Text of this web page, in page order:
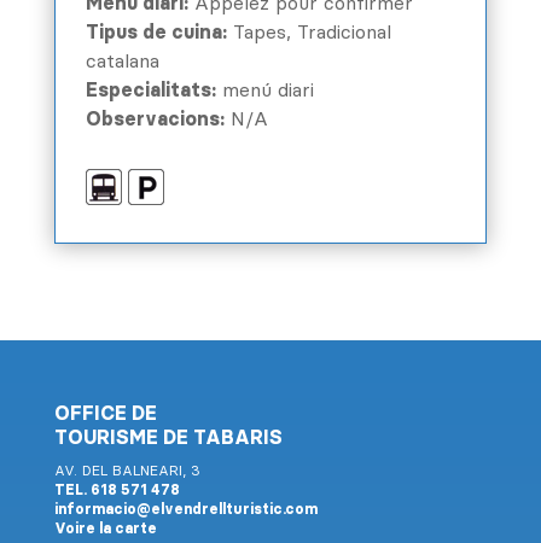
Tipus de cuina:Tapes, Tradicional
catalana
Especialitats:menú diari
Observacions:N/A
OFFICE DE
TOURISME DE TABARIS
AV. DEL BALNEARI, 3
TEL. 618 571 478
informacio@elvendrellturistic.com
Voire la carte